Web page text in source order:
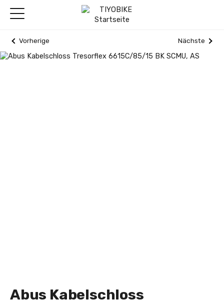
Vorherige Nächste
Abus Kabelschloss